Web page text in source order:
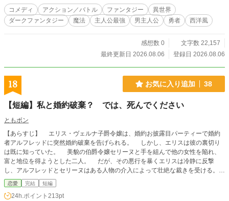
る舞う中二病の不良へと変わっていた。
コメディ アクション／バトル ファンタジー
異世界
ダークファンタジー
魔法 主人公最強 男主人公 勇者 西洋風
感想数 0
文字数 22,157
最終更新日 2026.08.06
登録日 2026.08.06
18 お気に入り追加 38
【短編】私と婚約破棄？ では、死んでください
ともボン
【あらすじ】 エリス・ヴェルナ子爵令嬢は、婚約お披露目パーティーで婚約
者アルフレッドに突然婚約破棄を告げられる。 しかし、エリスは彼の裏切り
は既に知っていた。 美貌の伯爵令嬢セリーヌと手を組んで他の女性を陥れ、
富と地位を得ようとした二人。 だが、その悪行を暴くエリスは冷静に反撃
し、アルフレッドとセリーヌはある人物の介入によって壮絶な裁きを受ける。
エリスが下した最終的な裁きとは――？ これは裏切り、そして甘美な復讐
の物語。
恋愛 完結 短編
24h.ポイント 213pt